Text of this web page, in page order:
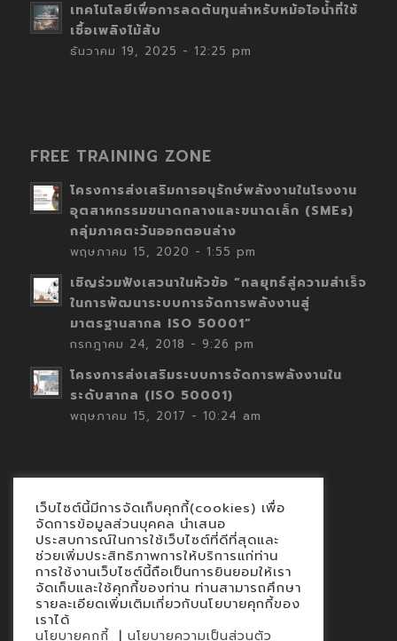
เทคโนโลยีเพื่อการลดต้นทุนสำหรับหม้อไอน้ำที่ใช้
เชื้อเพลิงไม้สับ
ธันวาคม 19, 2025 - 12:25 pm
FREE TRAINING ZONE
โครงการส่งเสริมการอนุรักษ์พลังงานในโรงงาน
อุตสาหกรรมขนาดกลางและขนาดเล็ก (SMEs)
กลุ่มภาคตะวันออกตอนล่าง
พฤษภาคม 15, 2020 - 1:55 pm
เชิญร่วมฟังเสวนาในหัวข้อ “กลยุทธ์สู่ความสำเร็จ
ในการพัฒนาระบบการจัดการพลังงานสู่
มาตรฐานสากล ISO 50001”
กรกฎาคม 24, 2018 - 9:26 pm
โครงการส่งเสริมระบบการจัดการพลังงานใน
ระดับสากล (ISO 50001)
พฤษภาคม 15, 2017 - 10:24 am
Contact
นโยบายคุกกี้
นโยบายข้อมูลส่วนบุคคล
เว็บไซต์นี้มีการจัดเก็บคุกกี้(cookies) เพื่อ
จัดการข้อมูลส่วนบุคคล นำเสนอ
ประสบการณ์ในการใช้เว็บไซต์ที่ดีที่สุดและ
ช่วยเพิ่มประสิทธิภาพการให้บริการแก่ท่าน
การใช้งานเว็บไซต์นี้ถือเป็นการยินยอมให้เรา
จัดเก็บและใช้คุกกี้ของท่าน ท่านสามารถศึกษา
รายละเอียดเพิ่มเติมเกี่ยวกับนโยบายคุกกี้ของ
เราได้
นโยบายคุกกี้ | นโยบายความเป็นส่วนตัว